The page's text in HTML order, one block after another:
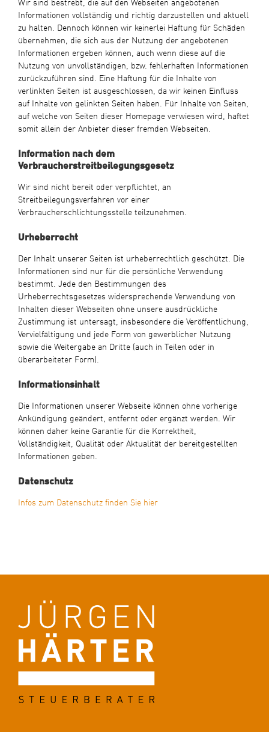
Informationen vollständig und richtig darzustellen und aktuell
zu halten. Dennoch können wir keinerlei Haftung für Schäden
übernehmen, die sich aus der Nutzung der angebotenen
Informationen ergeben können, auch wenn diese auf die
Nutzung von unvollständigen, bzw. fehlerhaften Informationen
zurückzuführen sind. Eine Haftung für die Inhalte von
verlinkten Seiten ist ausgeschlossen, da wir keinen Einfluss
auf Inhalte von gelinkten Seiten haben. Für Inhalte von Seiten,
auf welche von Seiten dieser Homepage verwiesen wird, haftet
somit allein der Anbieter dieser fremden Webseiten.
Information nach dem
Verbraucherstreitbeilegungsgesetz
Wir sind nicht bereit oder verpflichtet, an
Streitbeilegungsverfahren vor einer
Verbraucherschlichtungsstelle teilzunehmen.
Urheberrecht
Der Inhalt unserer Seiten ist urheberrechtlich geschützt. Die
Informationen sind nur für die persönliche Verwendung
bestimmt. Jede den Bestimmungen des
Urheberrechtsgesetzes widersprechende Verwendung von
Inhalten dieser Webseiten ohne unsere ausdrückliche
Zustimmung ist untersagt, insbesondere die Veröffentlichung,
Vervielfältigung und jede Form von gewerblicher Nutzung
sowie die Weitergabe an Dritte (auch in Teilen oder in
überarbeiteter Form).
Informationsinhalt
Die Informationen unserer Webseite können ohne vorherige
Ankündigung geändert, entfernt oder ergänzt werden. Wir
können daher keine Garantie für die Korrektheit,
Vollständigkeit, Qualität oder Aktualität der bereitgestellten
Informationen geben.
Datenschutz
Infos zum Datenschutz finden Sie hier